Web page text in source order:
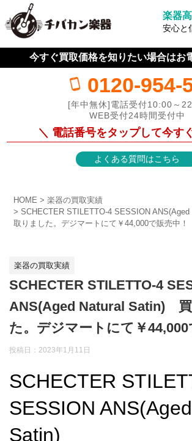
楽器
安心と
今すぐ買取価格を知りたい場合はお
0120-954-
[年中無休]電話受付10:00～
WEB受付24時間受付中
＼ 電話番号をタップして今す
よくある質問はこちら
HOME
楽器の買取実績
SCHECTER STILETTO-4 SESSION
取りました。デジマートにて￥44,000で販売中！
楽器の買取実績
SCHECTER STILETTO-4
ANS(Aged Natural Satin)
た。デジマートにて￥44,000
投稿日：2023年1月11日
SCHECTER
SESSION
Satin)